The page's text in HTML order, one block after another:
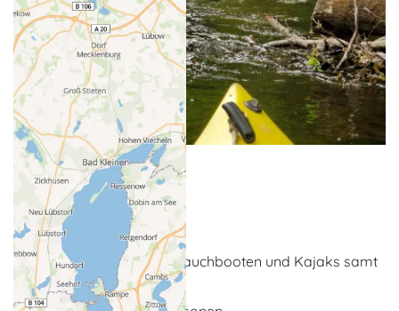
Tourenangebote
Tourenangebot
Weitendorf
Verleih von Kanus, Schlauchbooten und Kajaks samt
Ausrüstung